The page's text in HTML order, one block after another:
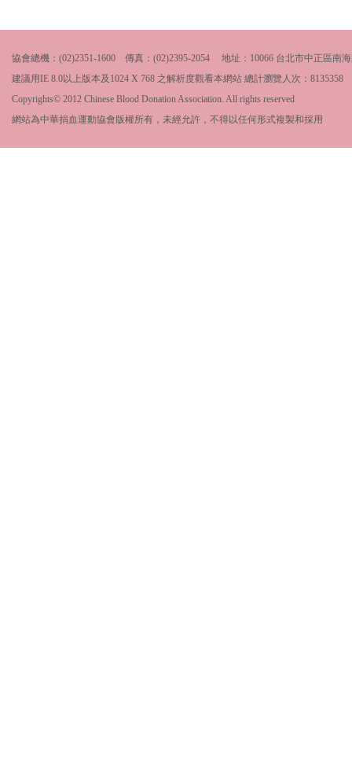
協會總機：(02)2351-1600 傳真：(02)2395-2054 地址：10066 台北市中正區南
建議用IE 8.0以上版本及1024 X 768 之解析度觀看本網站 總計瀏覽人次： 8135358
Copyrights© 2012 Chinese Blood Donation Association. All rights reserved
網站為中華捐血運動協會版權所有，未經允許，不得以任何形式複製和採用